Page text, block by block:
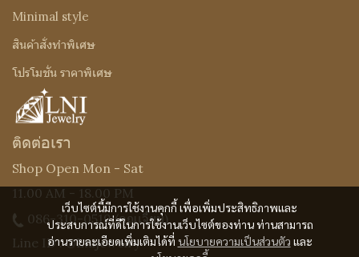
เว็บไซต์นี้มีการใช้งานคุกกี้ เพื่อเพิ่มประสิทธิภาพและ
ประสบการณ์ที่ดีในการใช้งานเว็บไซต์ของท่าน ท่านสามารถ
อ่านรายละเอียดเพิ่มเติมได้ที่ นโยบายความเป็นส่วนตัว และ
Minimal style
สินค้าสั่งทำพิเศษ
โปรโมชั่น ราคาพิเศษ
ติดต่อเรา
Shop Open Mon - Sat
11.00 AM - 18.00 PM
086-310-0519(คุณเจี๊ยบ)
Line ID : @Lnijewelry